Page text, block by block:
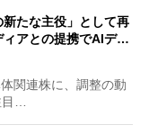
たな主役」として再
アとの提携でAIデ…
関連株に、調整の動
目…